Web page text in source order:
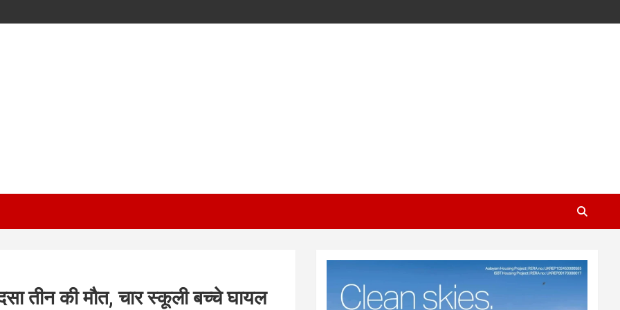
तीन की मौत, चार स्कूली बच्चे घायल